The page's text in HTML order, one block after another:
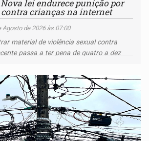
Nova lei endurece punição por
contra crianças na internet
Agosto de 2026 às 07:00
material de violência sexual contra
passa a ter pena de quatro a dez